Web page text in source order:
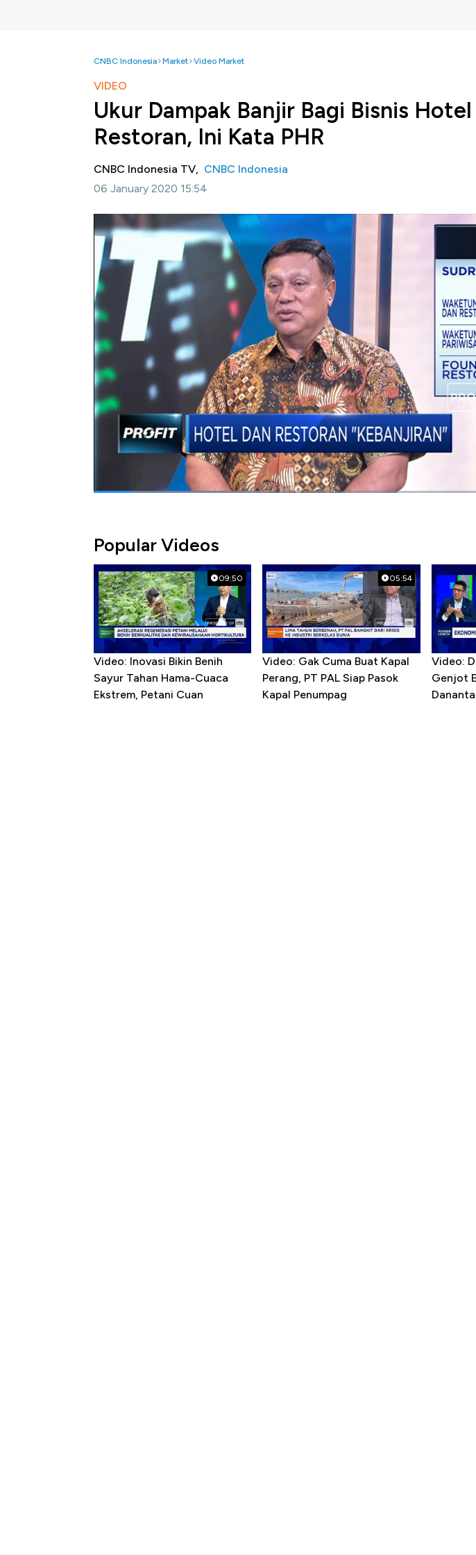
CNBC Indonesia Market Video Market
VIDEO
Ukur Dampak Banjir Bagi Bisnis Hotel
Restoran, Ini Kata PHR
CNBC Indonesia TV, CNBC Indonesia
06 January 2020 15:54
Jakarta, CNBC Indonesia -
Tingginya curah hujan pada awal tahun baru
banjir di sejumlah daerah termasuk Jabodetabek juga berdampak pada bisnis
Waketum PHRI, Sudradjat, menyebutkan dampak banjir bagi hotel dan
wilayah terkena banjir dan jumlahnya tidak terlalu besar, namun demikian
mendorong hunian hotel di daerah sekitaran banjir.
Selengkapnya saksikan dialog Muhammad Gibran dengan Wakil Ketua
Restoran Indonesia (PHRI), Sudradjat dalam Profit, CNBC Indonesia
Bagikan:
#jabodetabek #phri #restoran #hotel
Popular Videos
09:50
Video: Inovasi Bikin Benih
Sayur Tahan Hama-Cuaca
Ekstrem, Petani Cuan
05:54
Video: Gak Cuma Buat Kapal
Perang, PT PAL Siap Pasok
Kapal Penumpag
Video:
Genjot